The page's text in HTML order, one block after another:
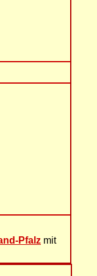
Pfalz mit